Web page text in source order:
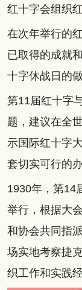
红十字会组织
在次年举行的
已取得的成就
十字休战日的做
第11届红十字
题，建议在全
示国际红十字
套切实可行的办
1930年，第14
举行，根据大
和协会共同指
场实地考察捷
织工作和实践经